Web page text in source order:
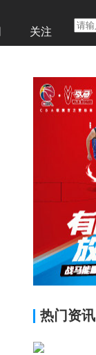
关注
热门资讯